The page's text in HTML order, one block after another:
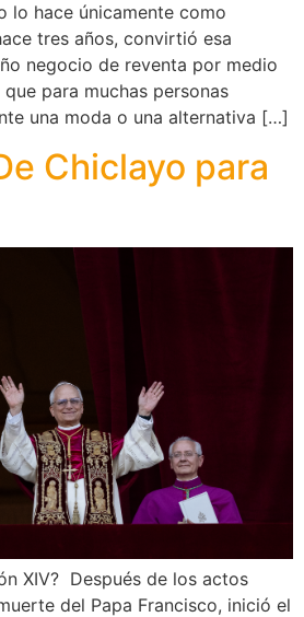
lo hace únicamente como
tres años, convirtió esa
negocio de reventa por medio
para muchas personas
una moda o una alternativa […]
Chiclayo para
XIV? Después de los actos
del Papa Francisco, inició el